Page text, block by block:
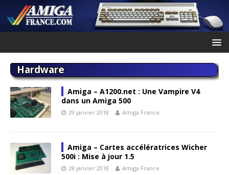
Hardware
Amiga – A1200.net : Une Vampire V4
dans un Amiga 500
29 janvier 2018 Amiga France
Amiga – Cartes accélératrices Wicher
500i : Mise à jour 1.5
28 janvier 2018 Amiga France